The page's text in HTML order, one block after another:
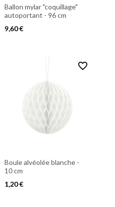
Ballon mylar "coquillage"
autoportant - 96 cm
9,60 €
favorite_border
Boule alvéolée blanche -
10 cm
1,20 €